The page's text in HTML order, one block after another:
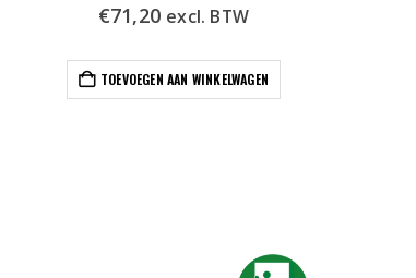
€71,20 excl. BTW
TOEVOEGEN AAN WINKELWAGEN